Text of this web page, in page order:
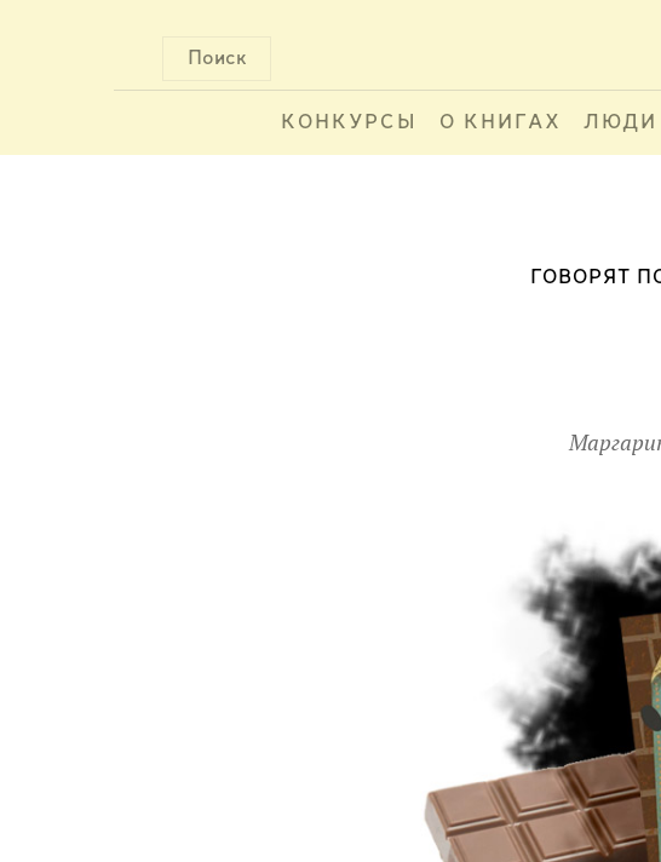
Поиск
КОНКУРСЫ О КНИГАХ ЛЮДИ
ГОВОРЯТ